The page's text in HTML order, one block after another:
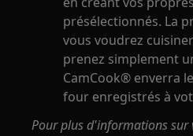
présélectionnés. La
vous voudrez
prenez simplement
CamCook® enverra
four enregistrés à
Pour plus d'informations sur